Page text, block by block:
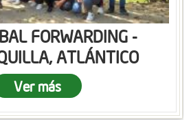
FORWARDING -
ATLÁNTICO
Ver más